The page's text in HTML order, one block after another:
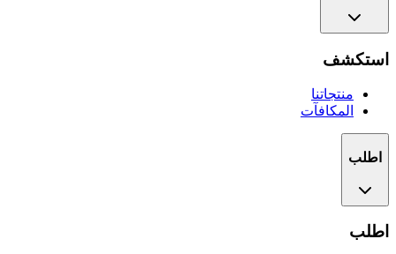
استكشف
منتجاتنا
المكافآت
اطلب
اطلب